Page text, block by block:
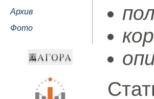
Архив
Фото